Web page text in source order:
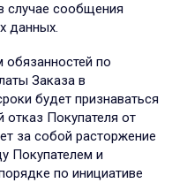
случае сообщения
данных.
обязанностей по
Заказа в
будет признаваться
Покупателя от
за собой расторжение
Покупателем и
по инициативе